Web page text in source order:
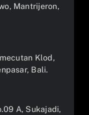
Mantrijeron,
Klod,
Bali.
A, Sukajadi,